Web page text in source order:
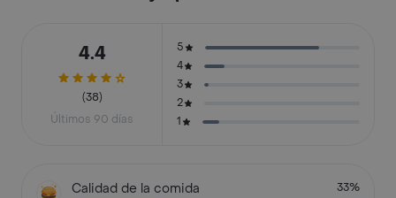
4.4
(38)
Últimos 90 días
5
4
3
2
1
Calidad de la comida 33%